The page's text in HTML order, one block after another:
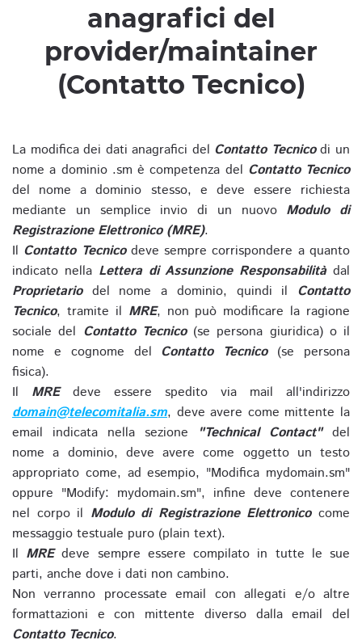
anagrafici del
provider/maintainer
(Contatto Tecnico)
La modifica dei dati anagrafici del Contatto Tecnicodi un
nome a dominio .sm è competenza del Contatto Tecnico
del nome a dominio stesso, e deve essere richiesta
mediante un semplice invio di un nuovo Modulo di
Registrazione Elettronico (MRE).
Il Contatto Tecnicodeve sempre corrispondere a quanto
indicato nella Lettera di Assunzione Responsabilitàdal
Proprietariodel nome a dominio, quindi il Contatto
Tecnico, tramite il MRE, non può modificare la ragione
sociale del Contatto Tecnico(se persona giuridica) o il
nome e cognome del Contatto Tecnico(se persona
fisica).
Il MREdeve essere spedito via mail all'indirizzo
domain@telecomitalia.sm, deve avere come mittente la
email indicata nella sezione
"Technical Contact"del
nome a dominio, deve avere come oggetto un testo
appropriato come, ad esempio, "Modifica mydomain.sm"
oppure "Modify: mydomain.sm", infine deve contenere
nel corpo il Modulo di Registrazione Elettronicocome
messaggio testuale puro (plain text).
Il MREdeve sempre essere compilato in tutte le sue
parti, anche dove i dati non cambino.
Non verranno processate email con allegati e/o altre
formattazioni e con mittente diverso dalla email del
Contatto Tecnico.